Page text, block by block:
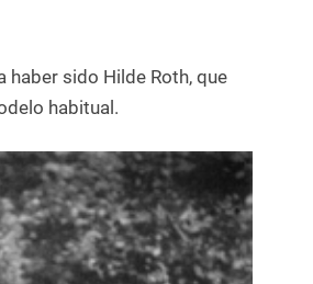
haber sido Hilde Roth, que
habitual.